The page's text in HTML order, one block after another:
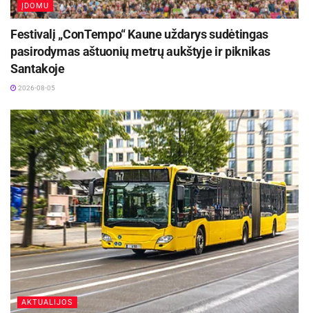
ĮDOMU
Festivalį „ConTempo“ Kaune uždarys sudėtingas
pasirodymas aštuonių metrų aukštyje ir piknikas
Santakoje
2026-08-05
AKTUALIJOS